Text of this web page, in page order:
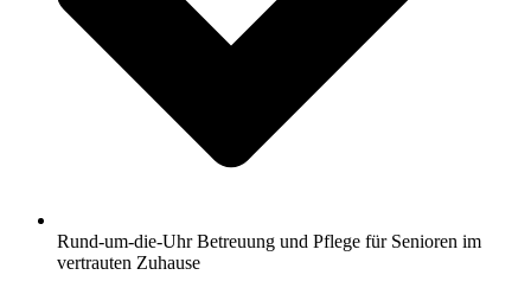
Rund-um-die-Uhr Betreuung und Pflege für Senioren im
vertrauten Zuhause